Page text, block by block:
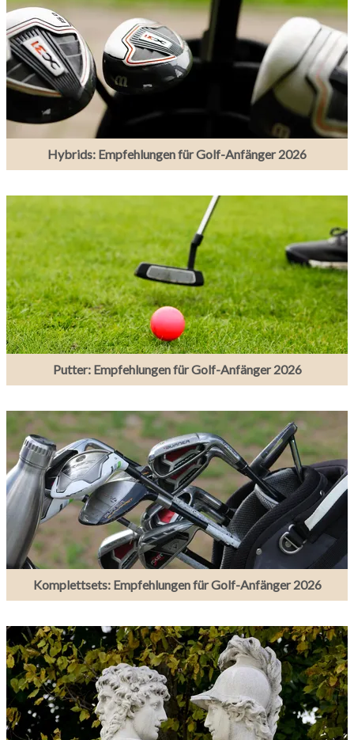
Hybrids: Empfehlungen für Golf-Anfänger 2026
Putter: Empfehlungen für Golf-Anfänger 2026
Komplettsets: Empfehlungen für Golf-Anfänger 2026